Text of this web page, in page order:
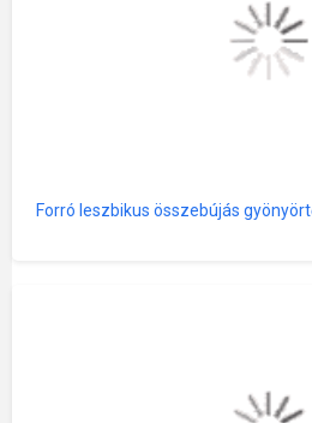
Forró leszbikus összebújás